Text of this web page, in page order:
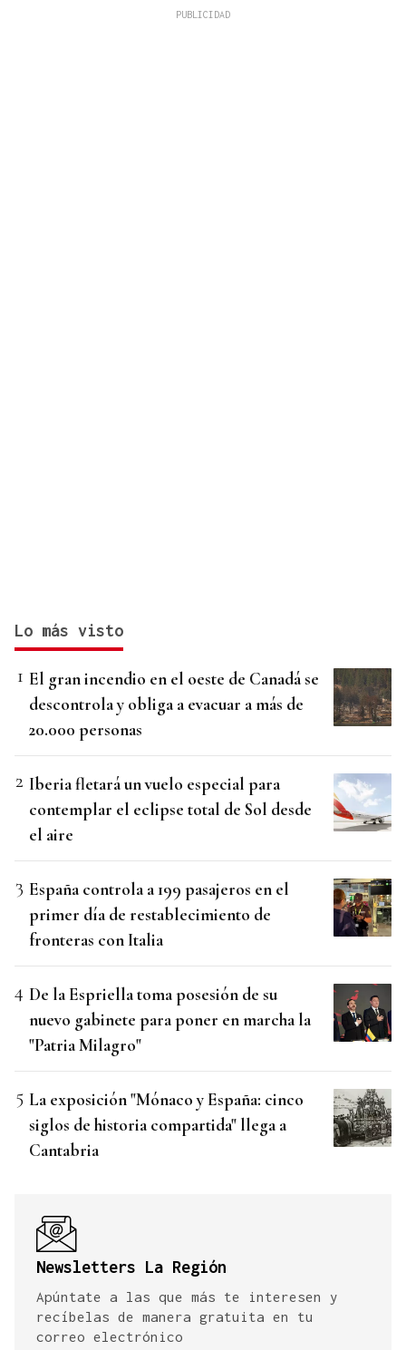
Lo más visto
El gran incendio en el oeste de Canadá se
descontrola y obliga a evacuar a más de
20.000 personas
Iberia fletará un vuelo especial para
contemplar el eclipse total de Sol desde
el aire
España controla a 199 pasajeros en el
primer día de restablecimiento de
fronteras con Italia
De la Espriella toma posesión de su
nuevo gabinete para poner en marcha la
"Patria Milagro"
La exposición "Mónaco y España: cinco
siglos de historia compartida" llega a
Cantabria
Newsletters La Región
Apúntate a las que más te interesen y
recíbelas de manera gratuita en tu
correo electrónico